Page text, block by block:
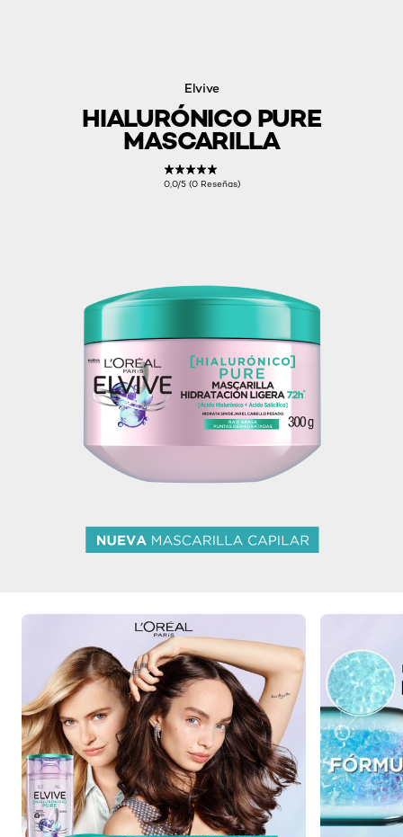
Elvive
HIALURÓNICO PURE
MASCARILLA
0,0/5 (0 Reseñas)